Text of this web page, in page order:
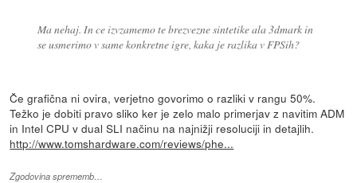
Ma nehaj. In ce izvzamemo te brezvezne sintetike ala 3dmark in
se usmerimo v same konkretne igre, kaka je razlika v FPSih?
Če grafična ni ovira, verjetno govorimo o razliki v rangu 50%.
Težko je dobiti pravo sliko ker je zelo malo primerjav z navitim ADM
in Intel CPU v dual SLI načinu na najnižji resoluciji in detajlih.
http://www.tomshardware.com/reviews/phe...
Zgodovina sprememb…